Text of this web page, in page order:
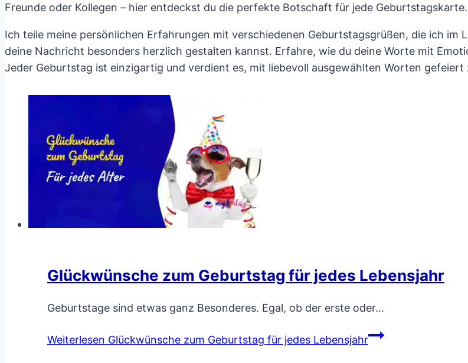
Freunde oder Kollegen – hier entdeckst du die perfekte Botschaft für jede Geburtstagskarte.
Ich teile meine persönlichen Erfahrungen mit verschiedenen Geburtstagsgrüßen, die ich im
deine Nachricht besonders herzlich gestalten kannst. Erfahre, wie du deine Worte mit
Jeder Geburtstag ist einzigartig und verdient es, mit liebevoll ausgewählten Worten gefeiert
Glückwünsche zum Geburtstag für jedes Lebensjahr
Geburtstage sind etwas ganz Besonderes. Egal, ob der erste oder…
Weiterlesen Glückwünsche zum Geburtstag für jedes Lebensjahr